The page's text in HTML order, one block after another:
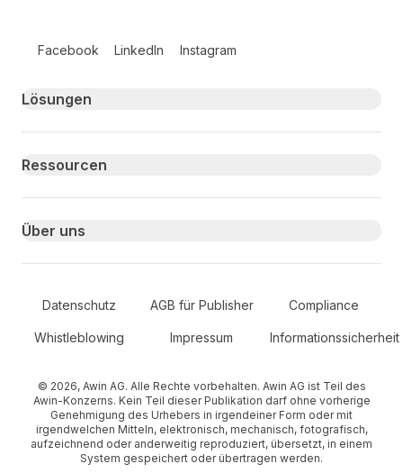
Facebook LinkedIn Instagram
Primary footer navigation
Lösungen
Ressourcen
Über uns
Secondary Footer Navigation
Datenschutz AGB für Publisher Compliance
Whistleblowing Impressum Informationssicherheit
© 2026, Awin AG. Alle Rechte vorbehalten. Awin AG ist Teil des
Awin-Konzerns. Kein Teil dieser Publikation darf ohne vorherige
Genehmigung des Urhebers in irgendeiner Form oder mit
irgendwelchen Mitteln, elektronisch, mechanisch, fotografisch,
aufzeichnend oder anderweitig reproduziert, übersetzt, in einem
System gespeichert oder übertragen werden.